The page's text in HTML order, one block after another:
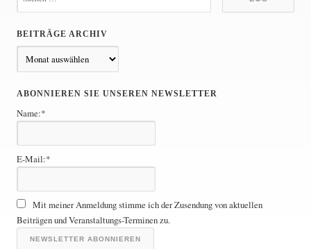
d
e
r
B
ä
g
BEITRÄGE ARCHIV
e
t
r
g
e
r
c
h
ABONNIEREN SIE UNSEREN NEWSLETTER
Name:*
E-Mail:*
Mit meiner Anmeldung stimme ich der Zusendung von aktuellen
Beiträgen und Veranstaltungs-Terminen zu.